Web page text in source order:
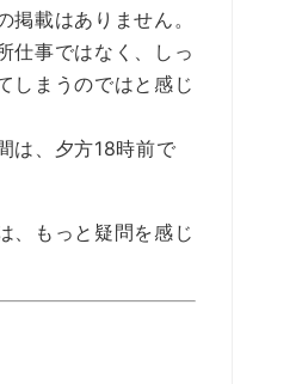
載はありません。
仕事ではなく、しっ
しまうのではと感じ
は、夕方18時前で
、もっと疑問を感じ